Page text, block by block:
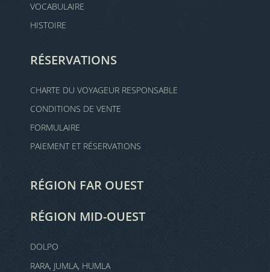
VOCABULAIRE
HISTOIRE
RÉSERVATIONS
CHARTE DU VOYAGEUR RESPONSABLE
CONDITIONS DE VENTE
FORMULAIRE
PAIEMENT ET RÉSERVATIONS
RÉGION FAR OUEST
RÉGION MID-OUEST
DOLPO
RARA, JUMLA, HUMLA